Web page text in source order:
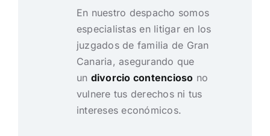
En nuestro despacho somos
especialistas en litigar en los
juzgados de familia de Gran
Canaria, asegurando que
un divorcio contencioso no
vulnere tus derechos ni tus
intereses económicos.